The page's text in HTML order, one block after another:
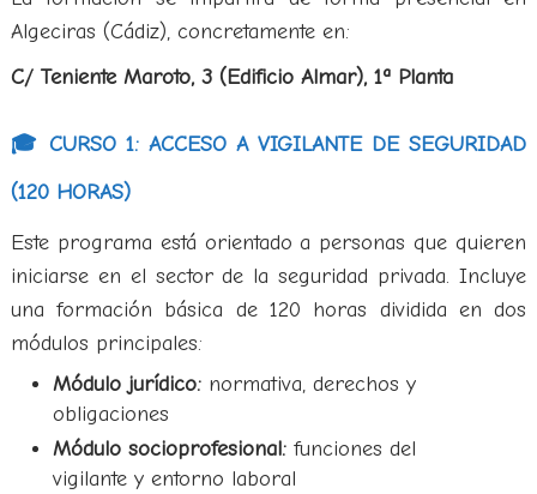
Algeciras (Cádiz), concretamente en:
C/ Teniente Maroto, 3 (Edificio Almar), 1ª Planta
🎓 CURSO 1: ACCESO A VIGILANTE DE SEGURIDAD
(120 HORAS)
Este programa está orientado a personas que quieren
iniciarse en el sector de la seguridad privada. Incluye
una formación básica de 120 horas dividida en dos
módulos principales:
Módulo jurídico:normativa, derechos y
obligaciones
Módulo socioprofesional:funciones del
vigilante y entorno laboral